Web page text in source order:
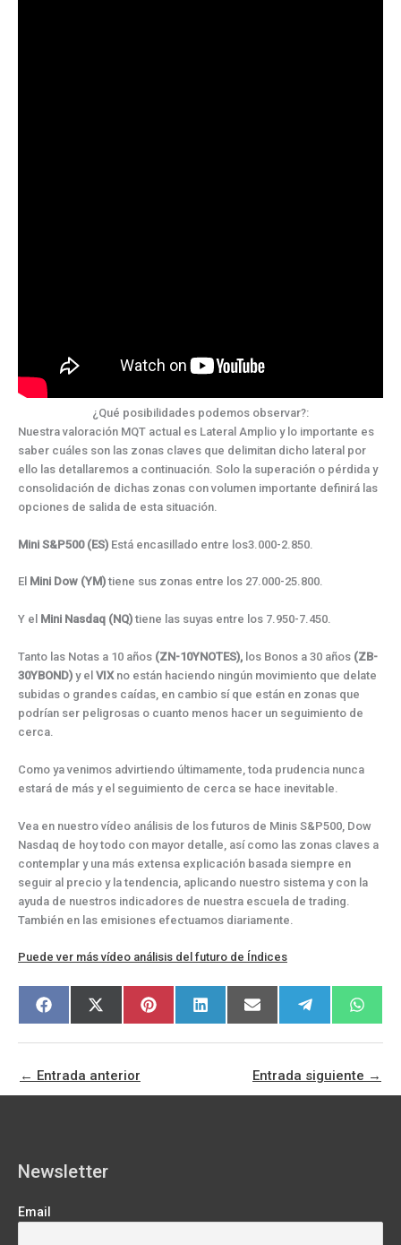
¿Qué posibilidades podemos observar?:
Nuestra valoración MQT actual es Lateral Amplio y lo importante es
saber cuáles son las zonas claves que delimitan dicho lateral por
ello las detallaremos a continuación. Solo la superación o pérdida y
consolidación de dichas zonas con volumen importante definirá las
opciones de salida de esta situación.
Mini S&P500 (ES) Está encasillado entre los3.000-2.850.
El Mini Dow (YM) tiene sus zonas entre los 27.000-25.800.
Y el Mini Nasdaq (NQ) tiene las suyas entre los 7.950-7.450.
Tanto las Notas a 10 años (ZN-10YNOTES), los Bonos a 30 años (ZB-
30YBOND) y el VIX no están haciendo ningún movimiento que delate
subidas o grandes caídas, en cambio sí que están en zonas que
podrían ser peligrosas o cuanto menos hacer un seguimiento de
cerca.
Como ya venimos advirtiendo últimamente, toda prudencia nunca
estará de más y el seguimiento de cerca se hace inevitable.
Vea en nuestro vídeo análisis de los futuros de Minis S&P500, Dow
Nasdaq de hoy todo con mayor detalle, así como las zonas claves a
contemplar y una más extensa explicación basada siempre en
seguir al precio y la tendencia, aplicando nuestro sistema y con la
ayuda de nuestros indicadores de nuestra escuela de trading.
También en las emisiones efectuamos diariamente.
Puede ver más vídeo análisis del futuro de Índices
Compartir
en
F
a
e
o
o
Compartir
en
X
(
w
t
Compartir
en
P
i
t
Compartir
en
L
i
k
Compartir
en
E
m
i
Compartir
en
e
e
r
a
en
W
h
t
p
← Entrada anterior Entrada siguiente →
Newsletter
Email